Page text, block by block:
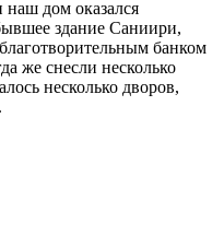
наш дом оказался
здание Саниири,
банком
же снесли несколько
несколько дворов,